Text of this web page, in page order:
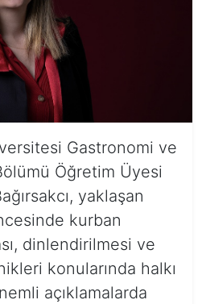
Gastronomi ve
Öğretim Üyesi
yaklaşan
kurban
dinlendirilmesi ve
konularında halkı
açıklamalarda